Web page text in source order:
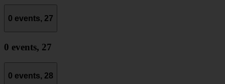
0 events, 27
0 events, 27
0 events, 28